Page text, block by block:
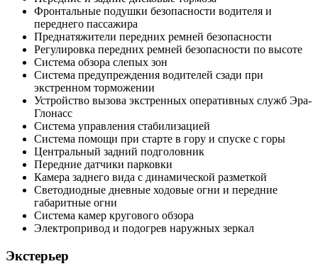
Фронтальные подушки безопасности водителя и
переднего пассажира
Преднатяжители передних ремней безопасности
Регулировка передних ремней безопасности по высоте
Система обзора слепых зон
Система предупреждения водителей сзади при
экстренном торможении
Устройство вызова экстренных оперативных служб Эра-
Глонасс
Система управления стабилизацией
Система помощи при старте в гору и спуске с горы
Центральный задний подголовник
Передние датчики парковки
Камера заднего вида с динамической разметкой
Светодиодные дневные ходовые огни и передние
габаритные огни
Система камер кругового обзора
Электропривод и подогрев наружных зеркал
Экстерьер